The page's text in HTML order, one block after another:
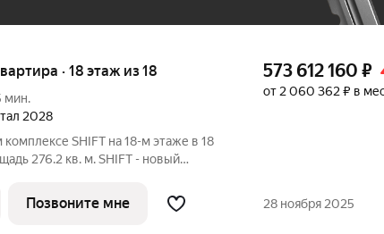
· 18 этаж из 18
мин.
2028
SHIFT на 18-м этаже в 18
276.2 кв. м. SHIFT - новый
особенность проекта - 5
573 612 160 ₽
от 2 060 362 ₽ в
Позвоните мне 28 ноября 2025